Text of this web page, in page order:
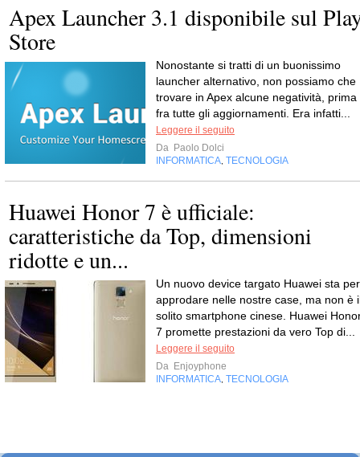
Apex Launcher 3.1 disponibile sul
Store
Nonostante si tratti di un buonissimo
launcher alternativo, non possiamo che
trovare in Apex alcune negatività, prima
fra tutte gli aggiornamenti. Era infatti...
Leggere il seguito
Da Paolo Dolci
INFORMATICA TECNOLOGIA
Huawei Honor 7 è ufficiale:
caratteristiche da Top, dimensioni
ridotte e un...
Un nuovo device targato Huawei sta per
approdare nelle nostre case, ma non è
solito smartphone cinese. Huawei
7 promette prestazioni da vero Top di...
Leggere il seguito
Da Enjoyphone
INFORMATICA TECNOLOGIA